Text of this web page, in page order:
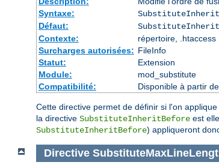
Syntaxe:
Défaut:
Contexte:
répertoire, .htaccess
Surcharges autorisées: FileInfo
Statut:
Extension
Module:
mod_substitute
Compatibilité:
Disponible à partir
Cette directive permet de définir si l'on
la directive SubstituteInheritBefore est
SubstituteInheritBefore) appliqueront
Directive